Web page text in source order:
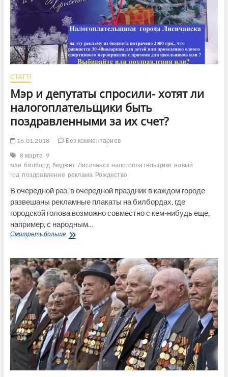
СТАТТІ
Мэр и депутаты спросили- хотят ли
налогоплательщики быть
поздравленными за их счет?
16.01.2018
Без комментариев
8 марта 9
мая билборд бюджет Лисичанск налогоплательщики новый
год поздравление реклама Рождество
В очередной раз, в очередной праздник в каждом городе
развешаны рекламные плакаты на билбордах, где
городской голова возможно совместно с кем-нибудь еще,
например, с народным…
Смотреть большеМэр
спросили-
хотят
ли
налогоплательщики
быть
поздравленными
за
их
счет?